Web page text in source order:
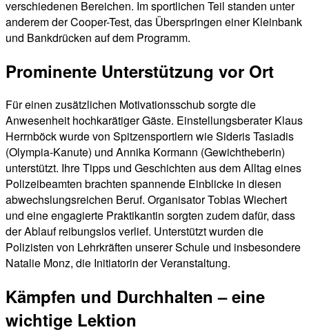
verschiedenen Bereichen. Im sportlichen Teil standen unter
anderem der Cooper-Test, das Überspringen einer Kleinbank
und Bankdrücken auf dem Programm.
Prominente Unterstützung vor Ort
Für einen zusätzlichen Motivationsschub sorgte die
Anwesenheit hochkarätiger Gäste. Einstellungsberater Klaus
Herrnböck wurde von Spitzensportlern wie Sideris Tasiadis
(Olympia-Kanute) und Annika Kormann (Gewichtheberin)
unterstützt. Ihre Tipps und Geschichten aus dem Alltag eines
Polizeibeamten brachten spannende Einblicke in diesen
abwechslungsreichen Beruf. Organisator Tobias Wiechert
und eine engagierte Praktikantin sorgten zudem dafür, dass
der Ablauf reibungslos verlief. Unterstützt wurden die
Polizisten von Lehrkräften unserer Schule und insbesondere
Natalie Monz, die Initiatorin der Veranstaltung.
Kämpfen und Durchhalten – eine
wichtige Lektion